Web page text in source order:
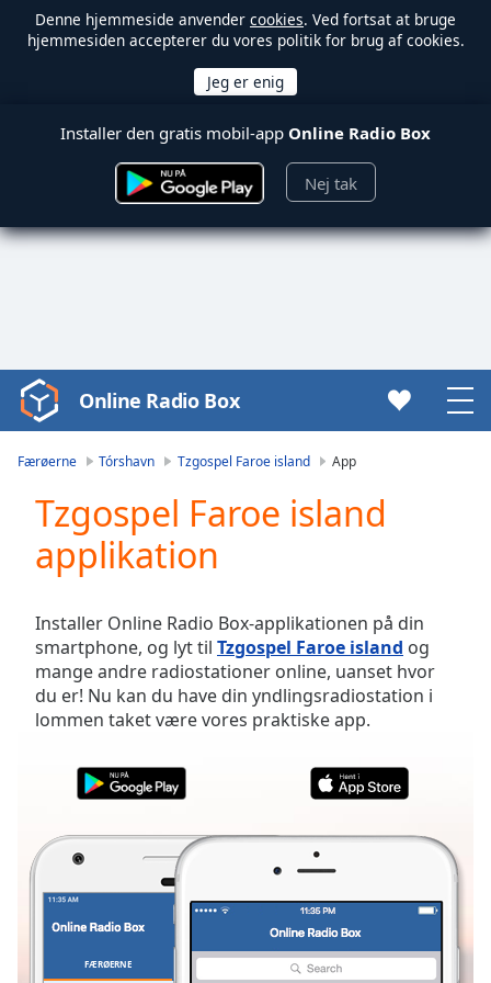
Denne hjemmeside anvender cookies. Ved fortsat at bruge
hjemmesiden accepterer du vores politik for brug af cookies.
Installer den gratis mobil-app Online Radio Box
Nej tak
Video
Player
Play
Video
Skip
Forward
Mute
Current
Time0:00
TypeLIVE
Seek to
live,
behind
Remaining
Online Radio Box
Færøerne Tórshavn Tzgospel Faroe island App
Tzgospel Faroe island
applikation
Installer Online Radio Box-applikationen på din
smartphone, og lyt til Tzgospel Faroe island og
mange andre radiostationer online, uanset hvor
du er! Nu kan du have din yndlingsradiostation i
lommen taket være vores praktiske app.
FÆRØERNE